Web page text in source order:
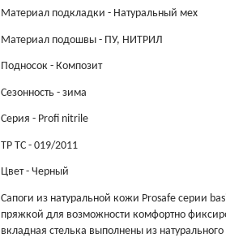
Материал подкладки - Натуральный мех
Материал подошвы - ПУ, НИТРИЛ
Подносок - Композит
Сезонность - зима
Серия - Profi nitrile
ТР ТС - 019/2011
Цвет - Черный
Сапоги из натуральной кожи Prosafe серии
пряжкой для возможности комфортно
вкладная стелька выполнены из